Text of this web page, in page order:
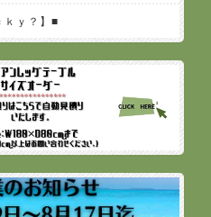
ｋｙ？】■